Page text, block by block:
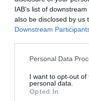
IAB’s list of
also be disclosed by us
Downstream
Please note that this
not limited to your visit
grant or deny consent
use your data for
Personal Data
I want to opt-out
personal data.
Opted In
PRAZERES
‘Pequenos
Channel